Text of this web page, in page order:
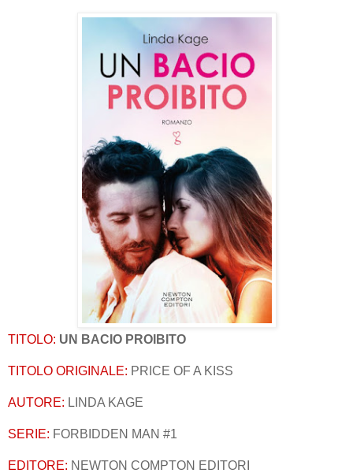
TITOLO: UN BACIO PROIBITO
TITOLO ORIGINALE: PRICE OF A KISS
AUTORE: LINDA KAGE
SERIE: FORBIDDEN MAN #1
EDITORE: NEWTON COMPTON EDITORI